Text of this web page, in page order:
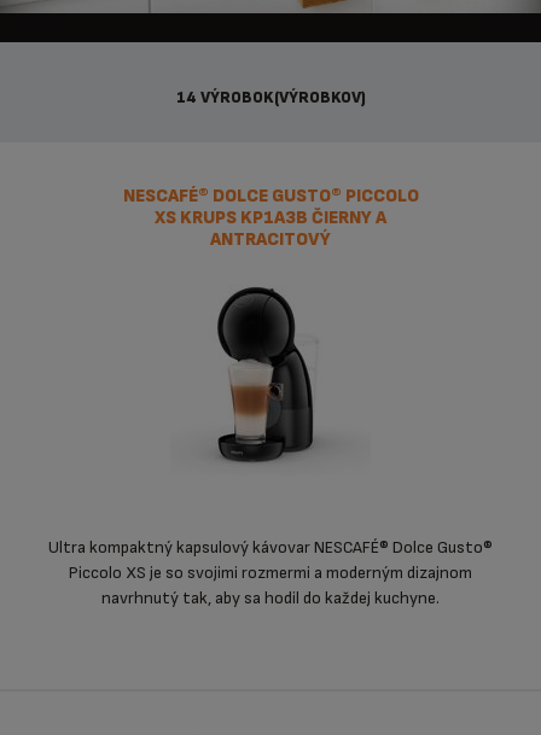
14 VÝROBOK(VÝROBKOV)
NESCAFÉ® DOLCE GUSTO® PICCOLO
XS KRUPS KP1A3B ČIERNY A
ANTRACITOVÝ
Ultra kompaktný kapsulový kávovar NESCAFÉ® Dolce Gusto®
Piccolo XS je so svojimi rozmermi a moderným dizajnom
navrhnutý tak, aby sa hodil do každej kuchyne.